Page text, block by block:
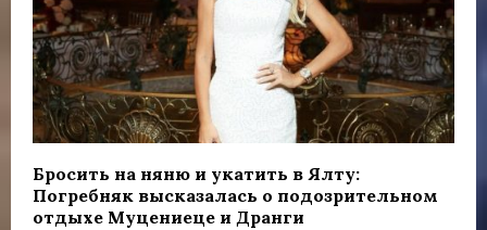
Бросить на няню и укатить в Ялту:
Погребняк высказалась о подозрительном
отдыхе Муцениеце и Дранги